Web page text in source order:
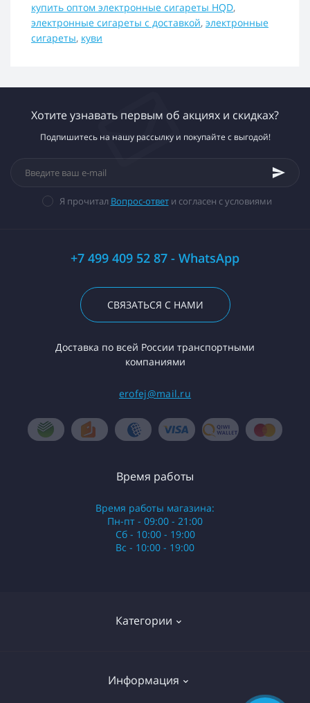
купить оптом электронные сигареты HQD,
электронные сигареты с доставкой, электронные
сигареты, куви
Хотите узнавать первым об акциях и скидках?
Подпишитесь на нашу рассылку и покупайте с выгодой!
Я прочитал Вопрос-ответи согласен с условиями
+7 499 409 52 87 - WhatsApp
СВЯЗАТЬСЯ С НАМИ
Доставка по всей России транспортными
компаниями
erofej@mail.ru
Категории
Информация
Время работы
Время работы магазина:
Пн-пт - 09:00 - 21:00
Сб - 10:00 - 19:00
Вс - 10:00 - 19:00